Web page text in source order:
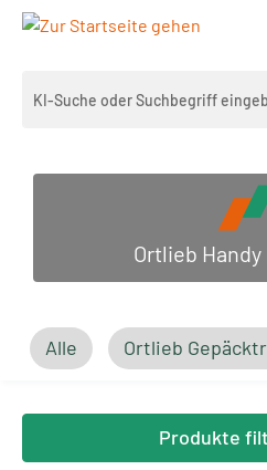
Zum Hauptinhalt springen
Ortlieb
Alle Ortlieb
Produkte